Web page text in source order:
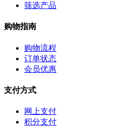
筛选产品
购物指南
购物流程
订单状态
会员优惠
支付方式
网上支付
积分支付